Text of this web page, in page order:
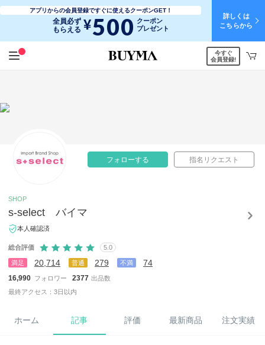
アプリからの会員登録ですぐに使えるクーポンGET！
全員必ず
もらえる ¥500 クーポン
プレゼント
詳しくは
こちらから
今すぐ
会員登録!
フォローする 指名リクエスト
SHOP
s-select バイマ
本人確認済
総合評価 5.0
満足 20,714 普通 279 不満 74
16,990 フォロワー 2377 出品数
最終アクセス：3日以内
ホーム 記事 評価 最新商品 注文実績